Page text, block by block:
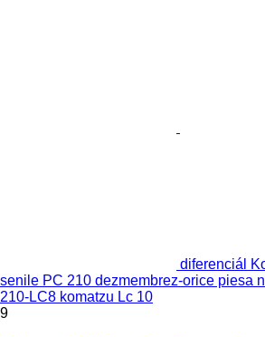
diferenciál
senile PC 210 dezmembrez-orice piesa
210-LC8 komatzu Lc 10
9